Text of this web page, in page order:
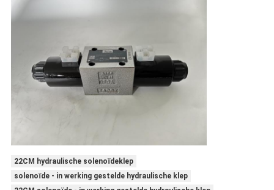
22CM hydraulische solenoïdeklep
solenoïde - in werking gestelde hydraulische klep